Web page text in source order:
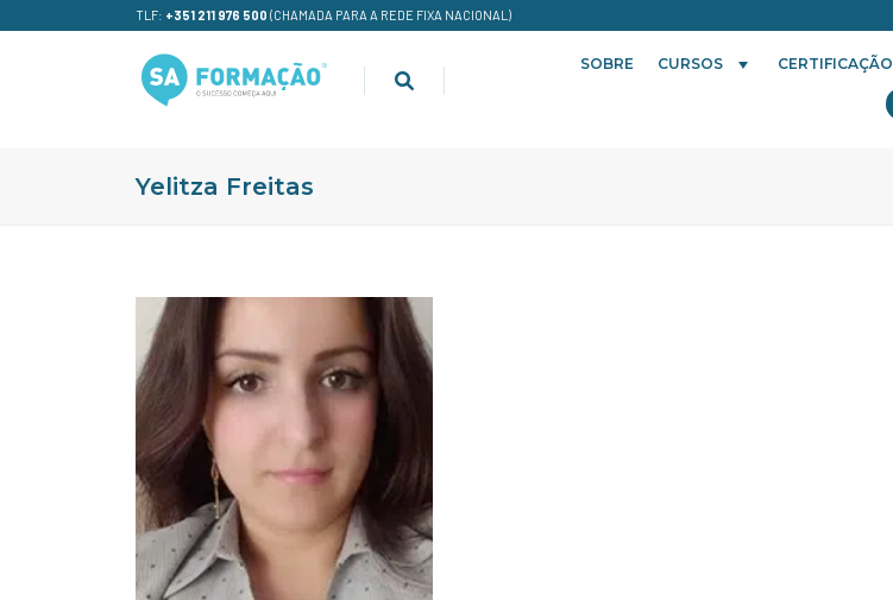
TLF: +351 211 976 500 (CHAMADA PARA A REDE FIXA NACIONAL)
SOBRE CURSOS CERTIFICAÇÃO
Yelitza Freitas